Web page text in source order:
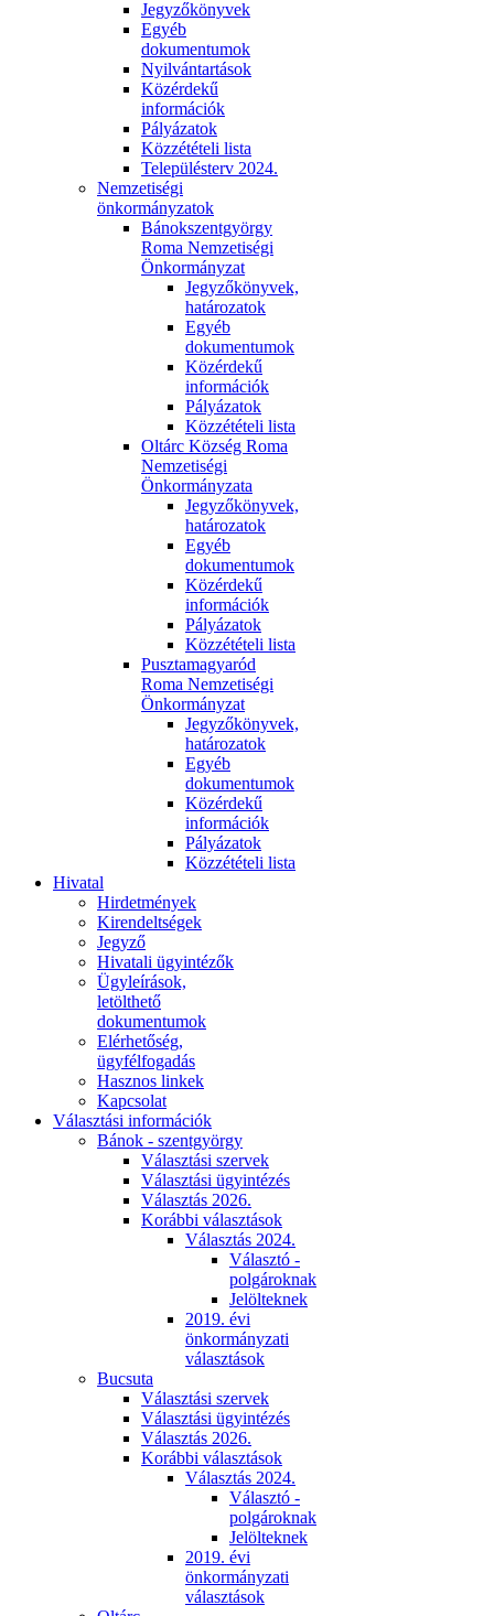
Jegyzőkönyvek
Egyéb
dokumentumok
Nyilvántartások
Közérdekű
információk
Pályázatok
Közzétételi lista
Településterv 2024.
Nemzetiségi
önkormányzatok
Bánokszentgyörgy
Roma Nemzetiségi
Önkormányzat
Jegyzőkönyvek,
határozatok
Egyéb
dokumentumok
Közérdekű
információk
Pályázatok
Közzétételi lista
Oltárc Község Roma
Nemzetiségi
Önkormányzata
Jegyzőkönyvek,
határozatok
Egyéb
dokumentumok
Közérdekű
információk
Pályázatok
Közzétételi lista
Pusztamagyaród
Roma Nemzetiségi
Önkormányzat
Jegyzőkönyvek,
határozatok
Egyéb
dokumentumok
Közérdekű
információk
Pályázatok
Közzétételi lista
Hivatal
Hirdetmények
Kirendeltségek
Jegyző
Hivatali ügyintézők
Ügyleírások,
letölthető
dokumentumok
Elérhetőség,
ügyfélfogadás
Hasznos linkek
Kapcsolat
Választási információk
Bánok - szentgyörgy
Választási szervek
Választási ügyintézés
Választás 2026.
Korábbi választások
Választás 2024.
Választó -
polgároknak
Jelölteknek
2019. évi
önkormányzati
választások
Bucsuta
Választási szervek
Választási ügyintézés
Választás 2026.
Korábbi választások
Választás 2024.
Választó -
polgároknak
Jelölteknek
2019. évi
önkormányzati
választások